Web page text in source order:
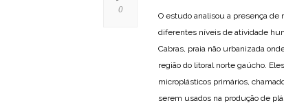
O estudo analisou a presença de
diferentes níveis de atividade
Cabras, praia não urbanizada
região do litoral norte gaúcho.
microplásticos primários,
serem usados na produção de
0